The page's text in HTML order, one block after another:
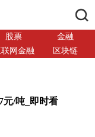
股票
金融
网金融 区块链
元/吨_即时看